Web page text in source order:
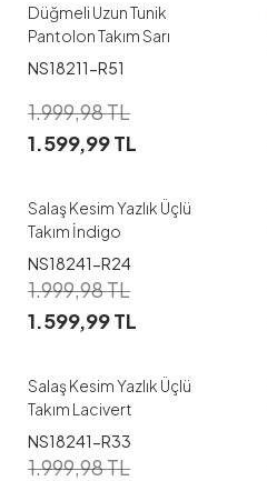
Düğmeli Uzun Tunik
Pantolon Takım Sarı
NS18211-R51
1.999,98TL
1.599,99TL
M L
Salaş Kesim Yazlık Üçlü
Takım İndigo
NS18241-R24
1.999,98TL
1.599,99TL
M
Salaş Kesim Yazlık Üçlü
Takım Lacivert
NS18241-R33
1.999,98TL